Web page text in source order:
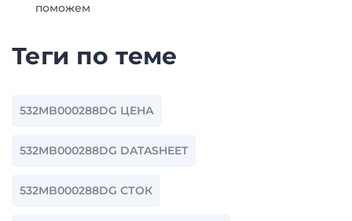
поможем
Теги по теме
532MB000288DG ЦЕНА
532MB000288DG DATASHEET
532MB000288DG СТОК